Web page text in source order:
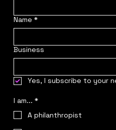
Name *
Business
Yes, I subscribe to your
I am... *
A philanthropist